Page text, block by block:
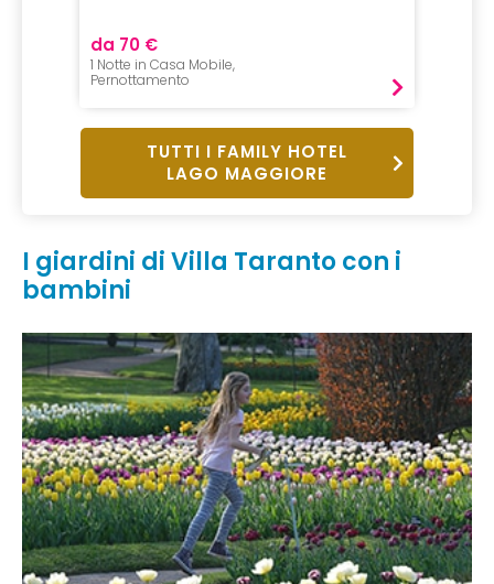
da 70 €
1 Notte in Casa Mobile,
Pernottamento
TUTTI I FAMILY HOTEL
LAGO MAGGIORE
I giardini di Villa Taranto con i
bambini